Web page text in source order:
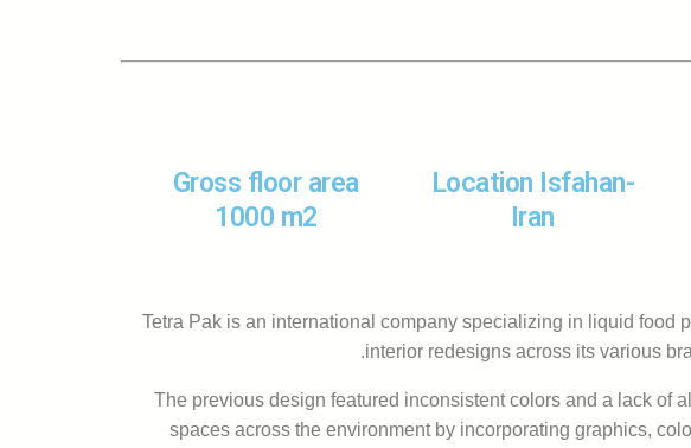
Location Isfahan-
Iran
Gross floor area
1000 m2
Tetra Pak is an international company specializing in liquid food
interior redesigns across its various
The previous design featured inconsistent colors and a lack of
spaces across the environment by incorporating graphics,